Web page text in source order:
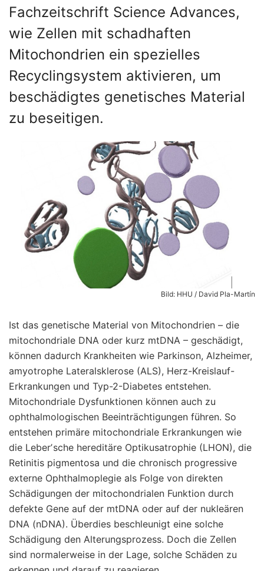
Fachzeitschrift Science Advances,
wie Zellen mit schadhaften
Mitochondrien ein spezielles
Recyclingsystem aktivieren, um
beschädigtes genetisches Material
zu beseitigen.
Bild: HHU / David Pla-Martín
Ist das genetische Material von Mitochondrien – die
mitochondriale DNA oder kurz mtDNA – geschädigt,
können dadurch Krankheiten wie Parkinson, Alzheimer,
amyotrophe Lateralsklerose (ALS), Herz-Kreislauf-
Erkrankungen und Typ-2-Diabetes entstehen.
Mitochondriale Dysfunktionen können auch zu
ophthalmologischen Beeinträchtigungen führen. So
entstehen primäre mitochondriale Erkrankungen wie
die Leberʼsche hereditäre Optikusatrophie (LHON), die
Retinitis pigmentosa und die chronisch progressive
externe Ophthalmoplegie als Folge von direkten
Schädigungen der mitochondrialen Funktion durch
defekte Gene auf der mtDNA oder auf der nukleären
DNA (nDNA). Überdies beschleunigt eine solche
Schädigung den Alterungsprozess. Doch die Zellen
sind normalerweise in der Lage, solche Schäden zu